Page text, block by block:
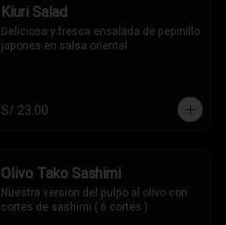
Kiuri Salad
Deliciosa y fresca ensalada de pepinillo
japones en salsa oriental
S/ 23.00
Olivo Tako Sashimi
Nuestra version del pulpo al olivo con
cortes de sashimi ( 6 cortes )